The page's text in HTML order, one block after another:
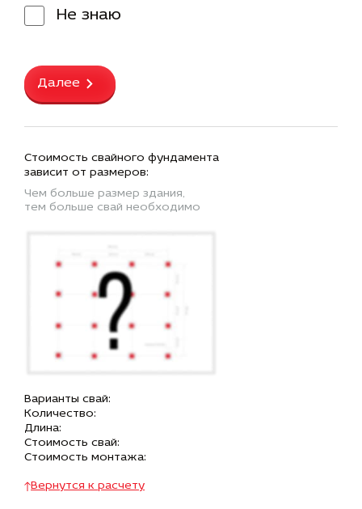
Не знаю
Далее
Стоимость свайного фундамента
зависит от размеров:
Чем больше размер здания,
тем больше свай необходимо
Варианты свай:
Количество:
Длина:
Стоимость свай:
Стоимость монтажа:
Вернутся к расчету